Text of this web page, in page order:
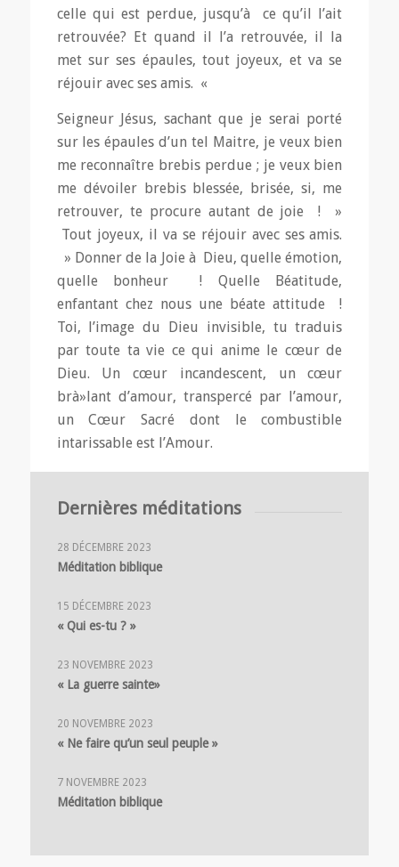
celle qui est perdue, jusqu’à ce qu’il l’ait
retrouvée? Et quand il l’a retrouvée, il la
met sur ses épaules, tout joyeux, et va se
réjouir avec ses amis. «
Seigneur Jésus, sachant que je serai porté
sur les épaules d’un tel Maitre, je veux bien
me reconnaître brebis perdue ; je veux bien
me dévoiler brebis blessée, brisée, si, me
retrouver, te procure autant de joie ! »
Tout joyeux, il va se réjouir avec ses amis.
» Donner de la Joie à Dieu, quelle émotion,
quelle bonheur ! Quelle Béatitude,
enfantant chez nous une béate attitude !
Toi, l’image du Dieu invisible, tu traduis
par toute ta vie ce qui anime le cœur de
Dieu. Un cœur incandescent, un cœur
brà»lant d’amour, transpercé par l’amour,
un Cœur Sacré dont le combustible
intarissable est l’Amour.
Dernières méditations
28 DÉCEMBRE 2023
Méditation biblique
15 DÉCEMBRE 2023
« Qui es-tu ? »
23 NOVEMBRE 2023
« La guerre sainte»
20 NOVEMBRE 2023
« Ne faire qu’un seul peuple »
7 NOVEMBRE 2023
Méditation biblique